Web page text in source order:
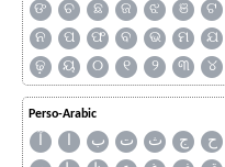
ଙ
ଚ ଛ ଜ ଝ ଞ ଟ
ନ
ପ ଫ ବ ଭ ମ ଯ
ଢ଼
ୟ ୦ ୧ ୨ ୩ ୪
Perso-Arabic
آ ا ب ت ث ج ح